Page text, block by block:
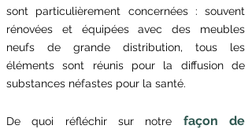
sont particulièrement concernées : souvent
rénovées et équipées avec des meubles
neufs de grande distribution, tous les
éléments sont réunis pour la diffusion de
substances néfastes pour la santé.
De quoi réfléchir sur notre façon de